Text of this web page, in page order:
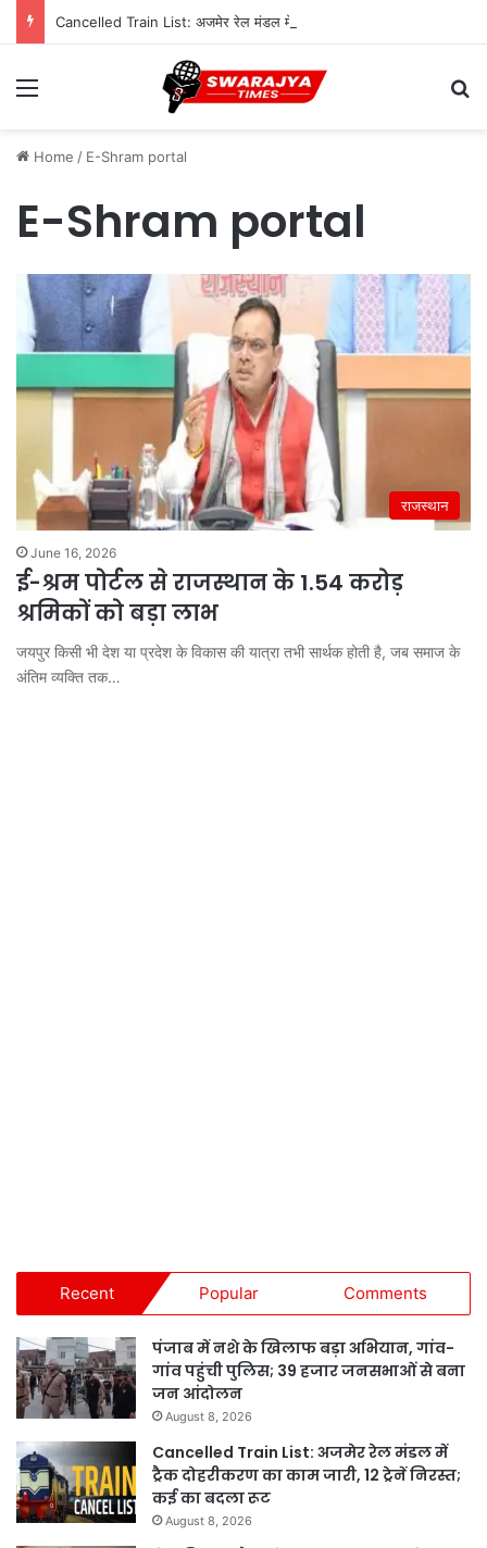
Menu
Home / E-Shram portal
E-Shram portal
राजस्थान
June 16, 2026
ई-श्रम पोर्टल से राजस्थान के 1.54 करोड़
श्रमिकों को बड़ा लाभ
जयपुर किसी भी देश या प्रदेश के विकास की यात्रा तभी सार्थक होती है, जब समाज के
अंतिम व्यक्ति तक…
Recent Popular Comments
पंजाब में नशे के खिलाफ बड़ा अभियान, गांव-
गांव पहुंची पुलिस; 39 हजार जनसभाओं से बना
जन आंदोलन
August 8, 2026
Cancelled Train List: अजमेर रेल मंडल में
ट्रैक दोहरीकरण का काम जारी, 12 ट्रेनें निरस्त;
कई का बदला रूट
August 8, 2026